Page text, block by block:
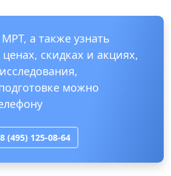
а также узнать
скидках и акциях,
можно
8 (495) 125-08-64